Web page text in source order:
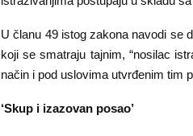
U članu 49 istog zakona navodi se
koji se smatraju tajnim, “nosilac
način i pod uslovima utvrđenim tim
‘Skup i izazovan posao’